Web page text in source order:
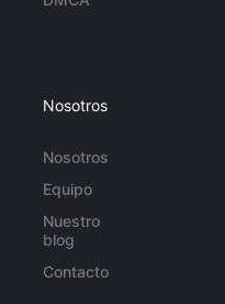
Nosotros
Nosotros
Equipo
Nuestro
blog
Contacto